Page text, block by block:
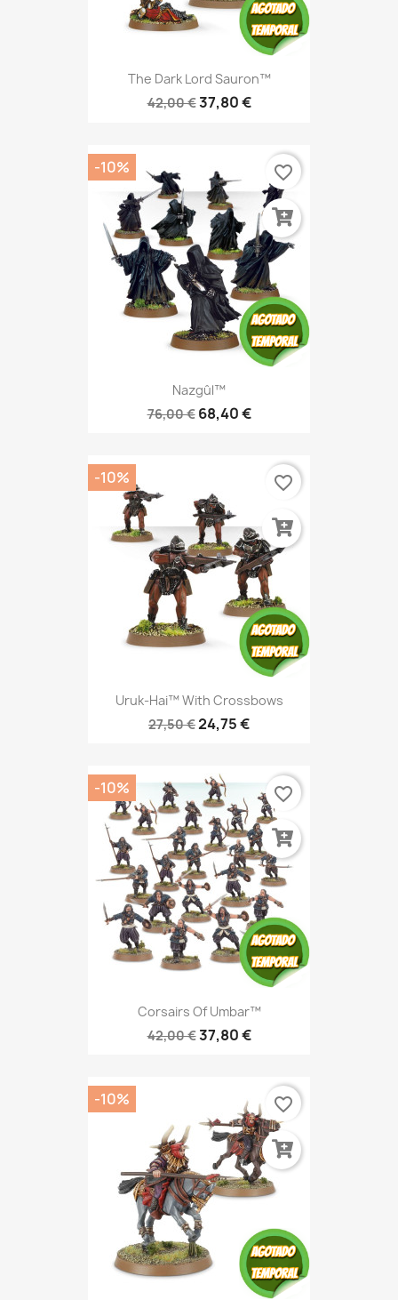
The Dark Lord Sauron™
42,00 €37,80 €
Nazgûl™
76,00 € 68,40 €
-10% favorite_border
Uruk-Hai™ With Crossbows
27,50 €24,75 €
-10% favorite_border
Corsairs Of Umbar™
42,00 €37,80 €
-10% favorite_border
-10% favorite_border